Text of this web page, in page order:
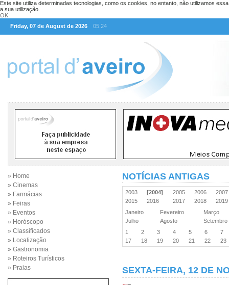
Este site utiliza determinadas tecnologias, como os cookies, no entanto, não utilizamos
a sua utilização.
OK
Friday, 07 de August de 2026
05:24
» Home
» Cinemas
» Farmácias
» Feiras
» Eventos
» Horóscopo
» Classificados
» Localização
» Gastronomia
» Roteiros Turísticos
» Praias
NOTÍCIAS ANTIGAS
2003 [2004] 2005 2006
2015
2016 2017 2018
Janeiro
Fevereiro
Março
Julho
Agosto
1
2 3 4 5 6
7
17
18 19 20 21 22 23
SEXTA-FEIRA, 12 DE